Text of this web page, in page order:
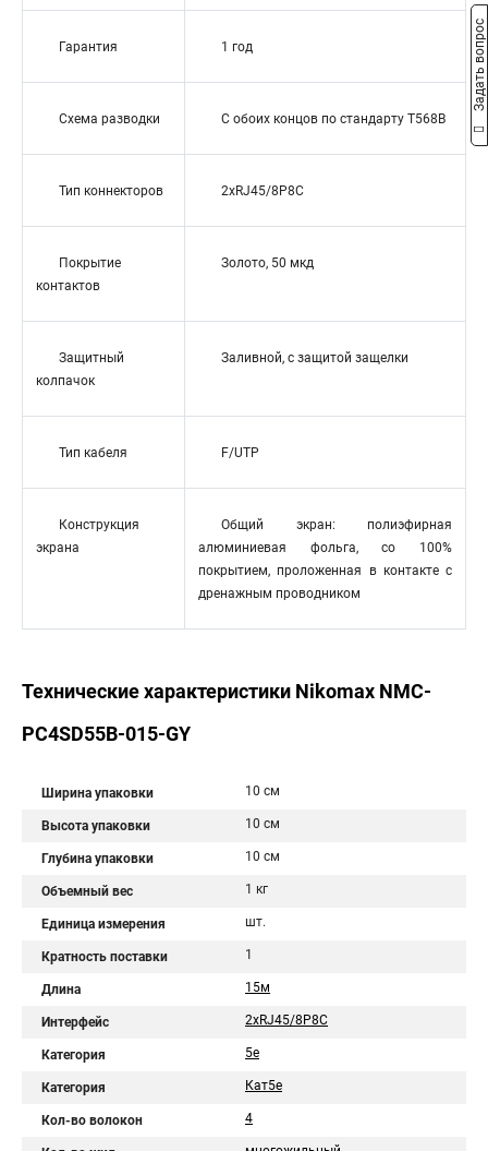
Гарантия 1 год
Схема разводки С обоих концов по стандарту T568B
Тип коннекторов 2xRJ45/8P8C
Покрытие
контактов
Золото, 50 мкд
Защитный
колпачок
Заливной, с защитой защелки
Тип кабеля F/UTP
Конструкция
экрана
Общий экран: полиэфирная
алюминиевая фольга, со 100%
покрытием, проложенная в контакте с
дренажным проводником
Технические характеристики Nikomax NMC-
PC4SD55B-015-GY
Ширина упаковки 10 см
Высота упаковки 10 см
Глубина упаковки 10 см
Объемный вес 1 кг
Единица измерения шт.
Кратность поставки 1
Длина 15м
Интерфейс 2хRJ45/8P8C
Категория 5e
Категория Кат5e
Кол-во волокон 4
Задать вопрос